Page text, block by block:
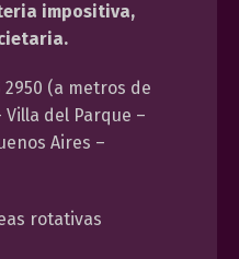
impositiva,
2950 (a metros de
Villa del Parque –
Aires –
rotativas